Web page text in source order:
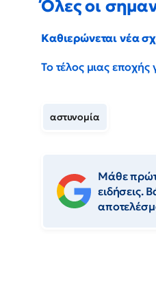
Όλες οι
Καθιερώνεται νέα
Το τέλος μιας
αστυνομία
Μάθε
ειδήσεις.